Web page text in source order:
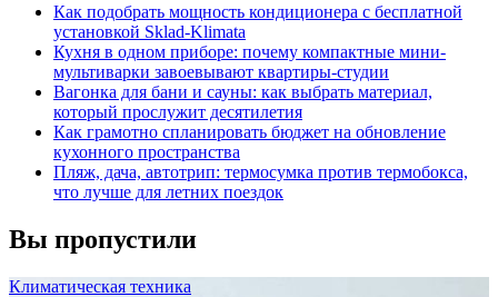
Как подобрать мощность кондиционера с бесплатной
установкой Sklad-Klimata
Кухня в одном приборе: почему компактные мини-
мультиварки завоевывают квартиры-студии
Вагонка для бани и сауны: как выбрать материал,
который прослужит десятилетия
Как грамотно спланировать бюджет на обновление
кухонного пространства
Пляж, дача, автотрип: термосумка против термобокса,
что лучше для летних поездок
Вы пропустили
Климатическая техника